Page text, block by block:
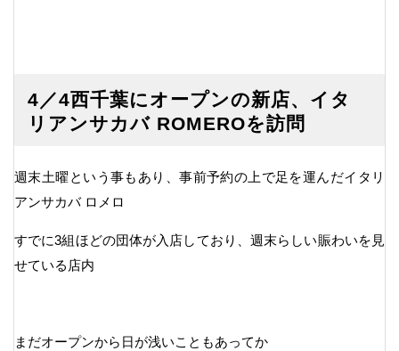
4／4西千葉にオープンの新店、イタ
リアンサカバ ROMEROを訪問
週末土曜という事もあり、事前予約の上で足を運んだイタリ
アンサカバ ロメロ
すでに3組ほどの団体が入店しており、週末らしい賑わいを見
せている店内
まだオープンから日が浅いこともあってか